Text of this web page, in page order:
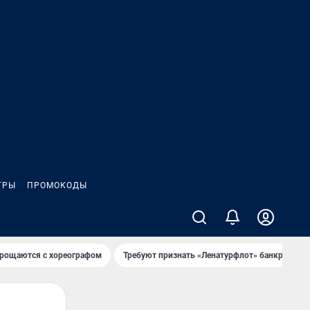
ПРОМОКОДЫ
с хореографом Требуют признать «Ленатурфлот» банкротом